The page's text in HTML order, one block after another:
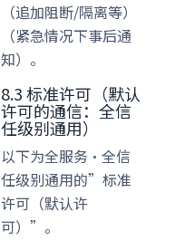
（追加阻断/隔离等）
（紧急情况下事后通
知）。
8.3 标准许可（默认
许可的通信：全信
任级别通用）
以下为全服务·全信
任级别通用的”标准
许可（默认许
可）”。